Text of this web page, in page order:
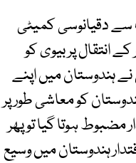
سے دقیانوسی کمیٹی
انتقال پر بیوی کو
ہندوستان میں اپنے
کو معاشی طور پر
ہوتا گیا تو پھر
ہندوستان میں وسیع